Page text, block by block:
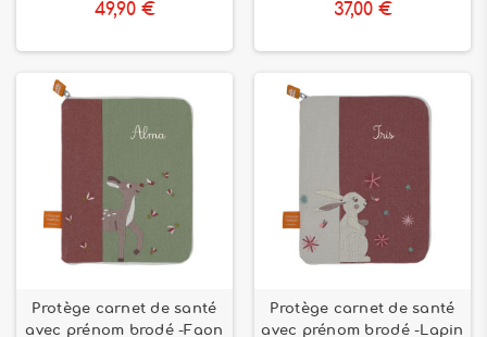
49,90 € 37,00 €
Protège carnet de santé
avec prénom brodé -Faon
Protège carnet de santé
avec prénom brodé -Lapin